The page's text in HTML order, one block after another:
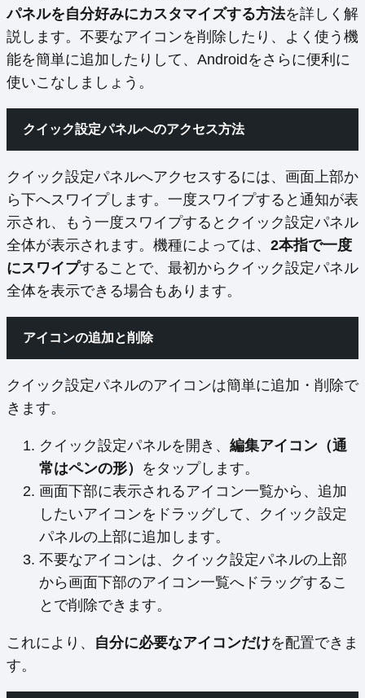
パネルを自分好みにカスタマイズする方法を詳しく解
説します。不要なアイコンを削除したり、よく使う機
能を簡単に追加したりして、Androidをさらに便利に
使いこなしましょう。
クイック設定パネルへのアクセス方法
クイック設定パネルへアクセスするには、画面上部か
ら下へスワイプします。一度スワイプすると通知が表
示され、もう一度スワイプするとクイック設定パネル
全体が表示されます。機種によっては、 2本指で一度
にスワイプすることで、最初からクイック設定パネル
全体を表示できる場合もあります。
アイコンの追加と削除
クイック設定パネルのアイコンは簡単に追加・削除で
きます。
クイック設定パネルを開き、 編集アイコン（通
常はペンの形） をタップします。
画面下部に表示されるアイコン一覧から、追加
したいアイコンをドラッグして、クイック設定
パネルの上部に追加します。
不要なアイコンは、クイック設定パネルの上部
から画面下部のアイコン一覧へドラッグするこ
とで削除できます。
これにより、 自分に必要なアイコンだけを配置できま
す。